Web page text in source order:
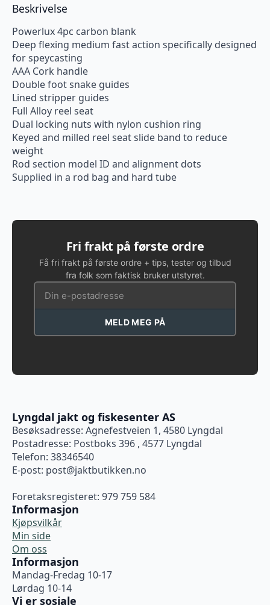
Beskrivelse
Powerlux 4pc carbon blank
Deep flexing medium fast action specifically designed
for speycasting
AAA Cork handle
Double foot snake guides
Lined stripper guides
Full Alloy reel seat
Dual locking nuts with nylon cushion ring
Keyed and milled reel seat slide band to reduce
weight
Rod section model ID and alignment dots
Supplied in a rod bag and hard tube
Fri frakt på første ordre
Få fri frakt på første ordre + tips, tester og tilbud
fra folk som faktisk bruker utstyret.
MELD MEG PÅ
Lyngdal jakt og fiskesenter AS
Besøksadresse: Agnefestveien 1, 4580 Lyngdal
Postadresse: Postboks 396 , 4577 Lyngdal
Telefon: 38346540
E-post: post@jaktbutikken.no
Foretaksregisteret: 979 759 584
Informasjon
Kjøpsvilkår
Min side
Om oss
Informasjon
Mandag-Fredag 10-17
Lørdag 10-14
Vi er sosiale